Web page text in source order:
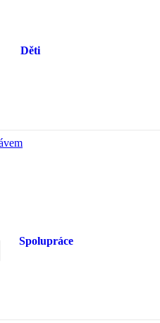
Děti
Spolupráce